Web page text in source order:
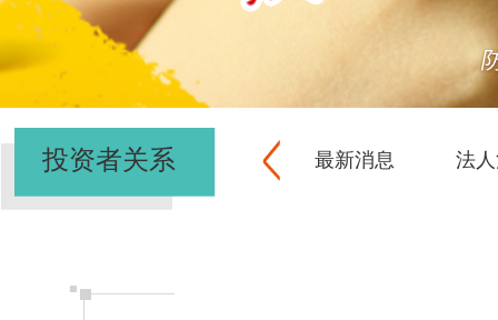
投资者关系 最新消息 法